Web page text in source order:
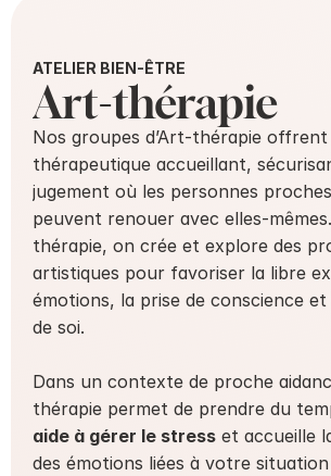
ATELIER BIEN-ÊTRE
Art-thérapie
Nos groupes d’Art-thérapie
thérapeutique accueillant,
jugement où les personnes
peuvent renouer avec elles-
thérapie, on crée et explore des
artistiques pour favoriser la libre
émotions, la prise de conscience
de soi.
Dans un contexte de proche
aide à gérer le stress et accueille
des émotions liées à votre